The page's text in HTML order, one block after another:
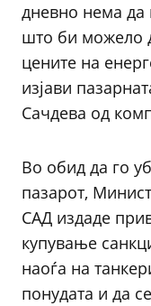
дневно нема да
што би можело
цените на
изјави
Сачдева од
Во обид да го
пазарот,
САД издаде
купување
наоѓа на
понудата и да